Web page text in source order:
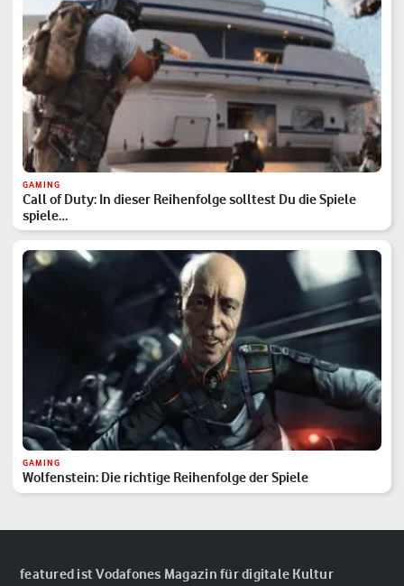
GAMING
Call of Duty: In dieser Reihenfolge solltest Du die Spiele
spiele…
GAMING
Wolfenstein: Die richtige Reihenfolge der Spiele
featured ist Vodafones Magazin für digitale Kultur